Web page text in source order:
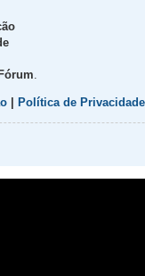
Política de Privacidade